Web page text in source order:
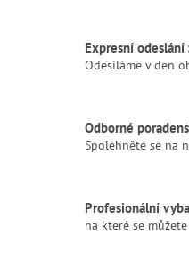
Expresní odeslání
Odesíláme v den
Odborné
Spolehněte se na
Profesionální
na které se